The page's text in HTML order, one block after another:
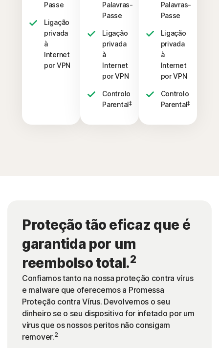
Passe
Ligação
privada
à
Internet
por VPN
Palavras-
Passe
Ligação
privada
à
Internet
por VPN
Controlo
Parental‡
Palavras-
Passe
Ligação
privada
à
Internet
por VPN
Controlo
Parental‡
Proteção tão eficaz que é
garantida por um
reembolso total.2
Confiamos tanto na nossa proteção contra vírus
e malware que oferecemos a Promessa
Proteção contra Vírus. Devolvemos o seu
dinheiro se o seu dispositivo for infetado por um
vírus que os nossos peritos não consigam
remover.2